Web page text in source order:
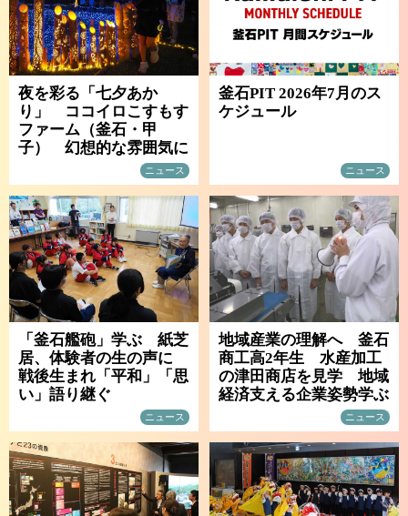
夜を彩る「七夕あか
り」 ココイロこすもす
ファーム（釜石・甲
子） 幻想的な雰囲気に
ニュース
釜石PIT 2026年7月のス
ケジュール
ニュース
「釜石艦砲」学ぶ 紙芝
居、体験者の生の声に
戦後生まれ「平和」「思
い」語り継ぐ
ニュース
地域産業の理解へ 釜石
商工高2年生 水産加工
の津田商店を見学 地域
経済支える企業姿勢学ぶ
ニュース